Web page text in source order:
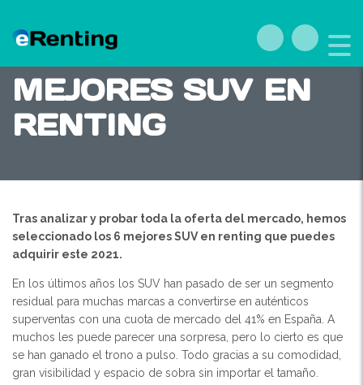
ESTOS SON LOS 6
MEJORES SUV EN
RENTING
Tras analizar y probar toda la oferta del mercado, hemos
seleccionado los 6 mejores SUV en renting que puedes
adquirir este 2021.
En los últimos años los SUV han pasado de ser un segmento
residual para muchas marcas a convertirse en auténticos
superventas con una cuota de mercado del 41% en España. A
muchos les puede parecer una sorpresa, pero lo cierto es que
se han ganado el trono a pulso. Todo gracias a su comodidad,
gran visibilidad y espacio de sobra sin importar el tamaño.